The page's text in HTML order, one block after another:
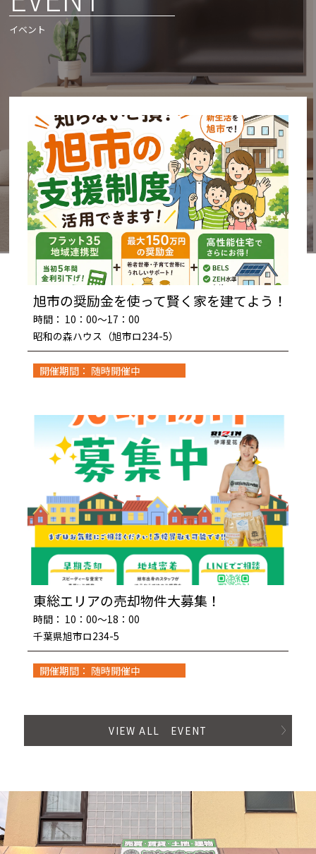
イベント
旭市の奨励金を使って賢く家を建てよう！
時間： 10：00～17：00
昭和の森ハウス（旭市ロ234-5）
開催期間： 随時開催中
東総エリアの売却物件大募集！
時間： 10：00～18：00
千葉県旭市ロ234-5
開催期間： 随時開催中
VIEW ALL EVENT